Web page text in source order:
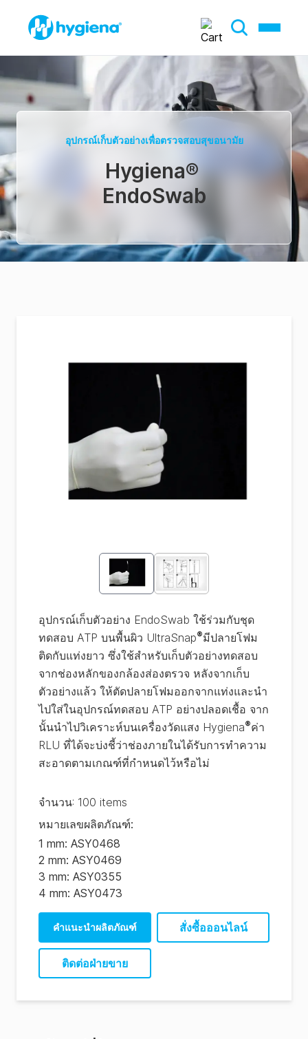
อุปกรณ์เก็บตัวอย่างเพื่อตรวจสอบสุขอนามัย
Hygiena®
EndoSwab
อุปกรณ์เก็บตัวอย่าง EndoSwab ใช้ร่วมกับชุด
ทดสอบ ATP บนพื้นผิว UltraSnap®มีปลายโฟม
ติดกับแท่งยาว ซึ่งใช้สำหรับเก็บตัวอย่างทดสอบ
จากช่องหลักของกล้องส่องตรวจ หลังจากเก็บ
ตัวอย่างแล้ว ให้ตัดปลายโฟมออกจากแท่งและนำ
ไปใส่ในอุปกรณ์ทดสอบ ATP อย่างปลอดเชื้อ จาก
นั้นนำไปวิเคราะห์บนเครื่องวัดแสง Hygiena®ค่า
RLU ที่ได้จะบ่งชี้ว่าช่องภายในได้รับการทำความ
สะอาดตามเกณฑ์ที่กำหนดไว้หรือไม่
จํานวน: 100 items
หมายเลขผลิตภัณฑ์:
1 mm: ASY0468
2 mm: ASY0469
3 mm: ASY0355
4 mm: ASY0473
คําแนะนําผลิตภัณฑ์ สั่งซื้อออนไลน์
ติดต่อฝ่ายขาย